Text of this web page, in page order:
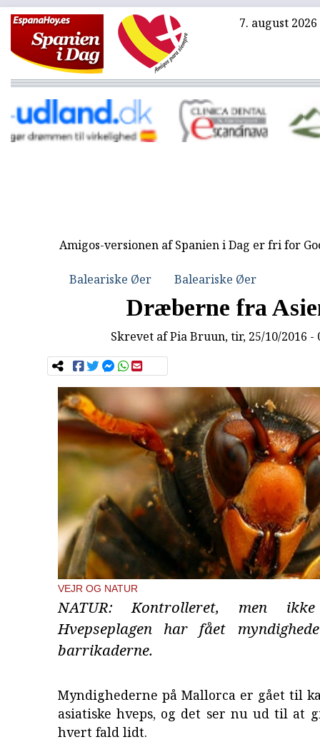
7. august 2026
Amigos-versionen af Spanien i Dag er fri for
Baleariske Øer Baleariske Øer
Dræberne fra
Skrevet afPia Bruun, tir, 25/10/2016 -
VEJR OG NATUR
NATUR: Kontrolleret, men
Hvepseplagen har fået
barrikaderne.
Myndighederne på Mallorca er gået til
asiatiske hveps, og det ser nu ud til at
hvert fald lidt.